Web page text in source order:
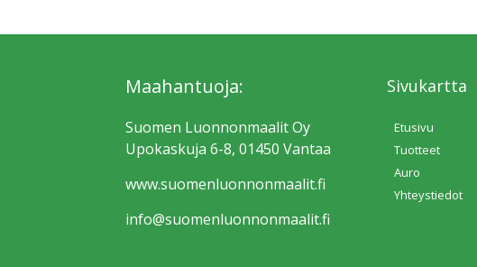
Maahantuoja:
Suomen Luonnonmaalit Oy
Upokaskuja 6-8, 01450 Vantaa
www.suomen­luonnonmaalit.fi
info@suomen­luonnonmaalit.fi
Sivukartta
Etusivu
Tuotteet
Auro
Yhteystiedot